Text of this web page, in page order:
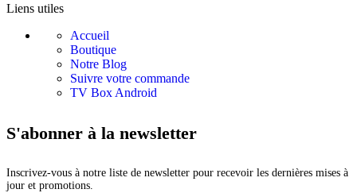
Liens utiles
Accueil
Boutique
Notre Blog
Suivre votre commande
TV Box Android
S'abonner à la newsletter
Inscrivez-vous à notre liste de newsletter pour recevoir les dernières mises à
jour et promotions.